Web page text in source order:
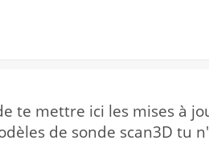
te mettre ici les mises à
de sonde scan3D tu